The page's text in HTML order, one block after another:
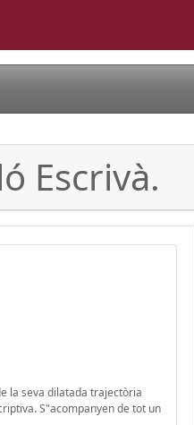
Escrivà.
la seva dilatada trajectòria
S"acompanyen de tot un